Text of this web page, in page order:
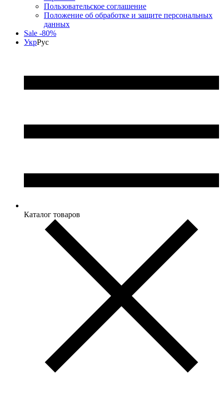
Пользовательское соглашение
Положение об обработке и защите персональных
данных
Sale -80%
УкрРус
Каталог товаров